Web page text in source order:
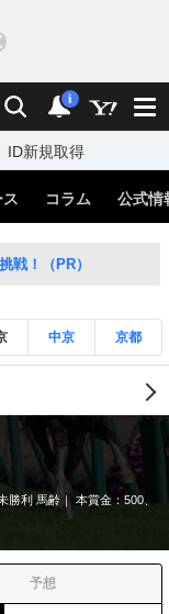
検索 通知
i
ID新規取得
コラム 公式情
戦！（PR）
中京 京都
勝利 馬齢
本賞金：500、
予想